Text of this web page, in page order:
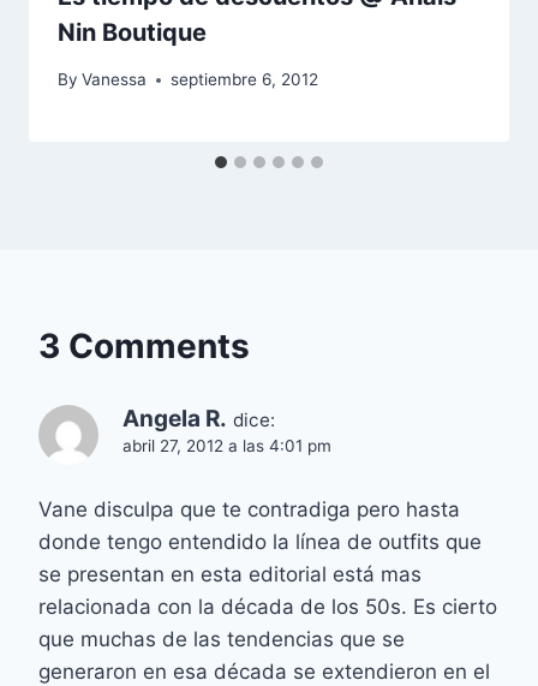
Nin Boutique
By Vanessa septiembre 6, 2012
3 Comments
Angela R. dice:
abril 27, 2012 a las 4:01 pm
Vane disculpa que te contradiga pero hasta
donde tengo entendido la línea de outfits que
se presentan en esta editorial está mas
relacionada con la década de los 50s. Es cierto
que muchas de las tendencias que se
generaron en esa década se extendieron en el